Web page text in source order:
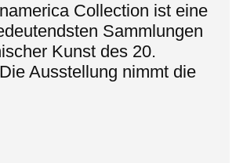
Collection ist eine
Sammlungen
Kunst des 20.
Ausstellung nimmt die